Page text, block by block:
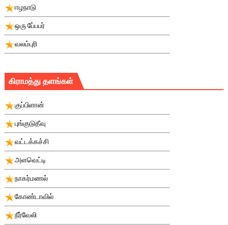
ஈழநாடு
ஒரு பே்பபர்
வலம்புரி
கிராமத்து தளங்கள்
குப்பிளான்
புங்குடுதீவு
வட்டக்கச்சி
அளவெட்டி
நாகர்மணல்
கோண்டாவில்
நீர்வேலி